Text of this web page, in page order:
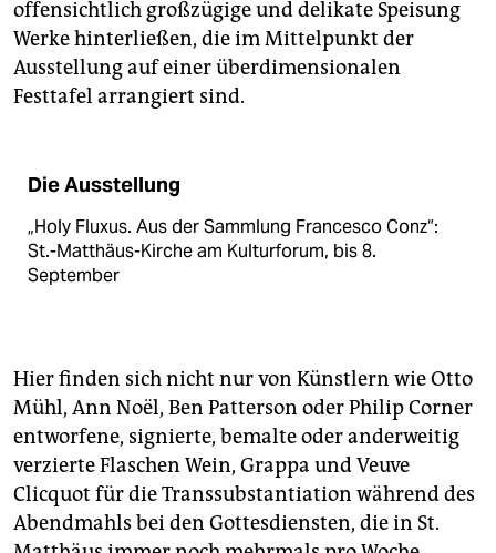
offensichtlich großzügige und delikate Speisung
Werke hinterließen, die im Mittelpunkt der
Ausstellung auf einer überdimensionalen
Festtafel arrangiert sind.
Die Ausstellung
„Holy Fluxus. Aus der Sammlung Francesco Conz“:
St.-Matthäus-Kirche am Kulturforum, bis 8.
September
Hier finden sich nicht nur von Künstlern wie Otto
Mühl, Ann Noël, Ben Patterson oder Philip Corner
entworfene, signierte, bemalte oder anderweitig
verzierte Flaschen Wein, Grappa und Veuve
Clicquot für die Transsubstantiation während des
Abendmahls bei den Gottesdiensten, die in St.